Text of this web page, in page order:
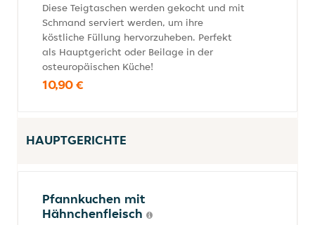
Diese Teigtaschen werden gekocht und mit
Schmand serviert werden, um ihre
köstliche Füllung hervorzuheben. Perfekt
als Hauptgericht oder Beilage in der
osteuropäischen Küche!
10,90 €
HAUPTGERICHTE
Pfannkuchen mit
Hähnchenfleisch